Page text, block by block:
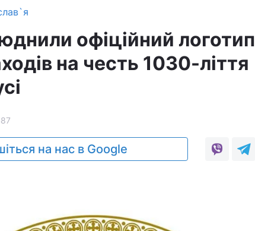
офіційний логотип
на честь 1030-ліття
на нас в Google